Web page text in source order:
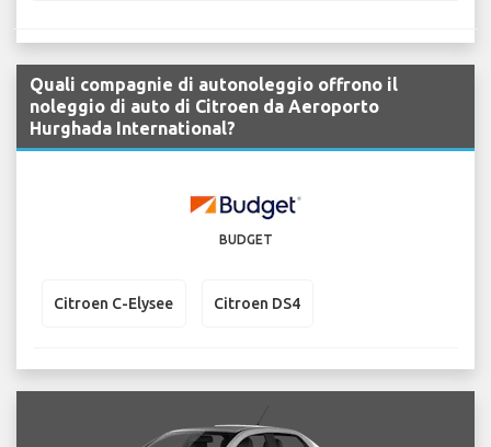
Quali compagnie di autonoleggio offrono il
noleggio di auto di Citroen da Aeroporto
Hurghada International?
BUDGET
Citroen C-Elysee Citroen DS4